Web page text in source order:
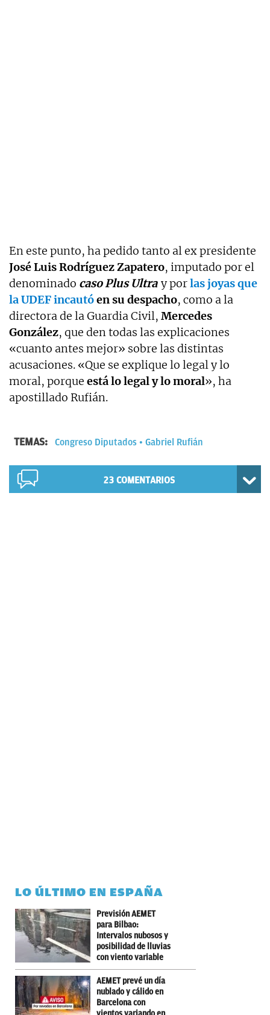
En este punto, ha pedido tanto al ex presidente
José Luis Rodríguez Zapatero, imputado por el
denominado caso Plus Ultra y porlas joyas que
la UDEF incautóen su despacho, como a la
directora de la Guardia Civil, Mercedes
González, que den todas las explicaciones
«cuanto antes mejor» sobre las distintas
acusaciones. «Que se explique lo legal y lo
moral, porque está lo legal y lo moral», ha
apostillado Rufián.
TEMAS: Congreso Diputados Gabriel Rufián
23 COMENTARIOS
LO ÚLTIMO EN ESPAÑA
Previsión AEMET
para Bilbao:
Intervalos nubosos y
posibilidad de lluvias
con viento variable
AEMET prevé un día
nublado y cálido en
Barcelona con